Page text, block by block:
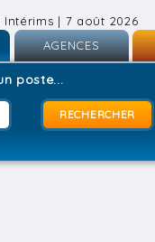
Intérims | 7 août 2026
AGENCES
Inscription
Connexion
poste...